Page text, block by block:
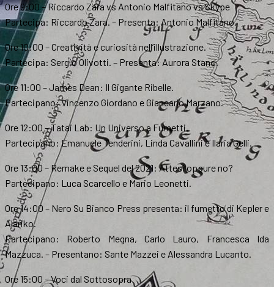
Ore 9:00 – Riccardo Zara vs Antonio Malfitano vs Skype
Partecipa: Riccardo Zara. – Presenta: Antonio Malfitano.
Ore 10:00 – Creatività e curiosità nell’illustrazione.
Partecipa: Sergio Olivotti. – Presenta: Aurora Stano.
Ore 11:00 – James Dean: Il Gigante Ribelle.
Partecipano: Vincenzo Giordano e Giancarlo Marzano.
Ore 12:00 – Tatai Lab: Un Universo a Fumetti.
Partecipano: Emanuele Tenderini, Linda Cavallini e Ilaria Gelli.
Ore 13:00 – Remake e Sequel del 2021: Attesi oppure no?
Partecipano: Luca Scarcello e Mario Leonetti.
Ore 14:00 – Nero Su Bianco Press presenta: il fumetto di Kepler e
Alariko.
Partecipano: Roberto Megna, Carlo Lauro, Francesca Ida
Mazzuca. – Presentano: Sante Mazzei e Alessandra Lucanto.
Ore 15:00 – Voci dal Sottosopra